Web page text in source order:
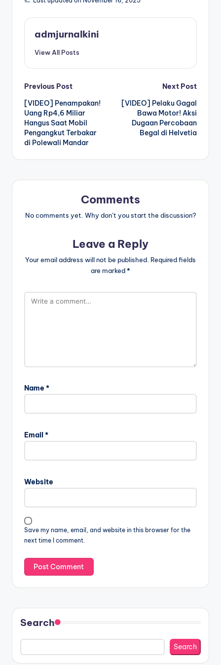
admjurnalkini
View All Posts
Post
navigation
Previous Post
[VIDEO] Penampakan!
Uang Rp4,6 Miliar
Hangus Saat Mobil
Pengangkut Terbakar
di Polewali Mandar
Next Post
[VIDEO] Pelaku Gagal
Bawa Motor! Aksi
Dugaan Percobaan
Begal di Helvetia
Comments
No comments yet. Why don’t you start the discussion?
Leave a Reply
Your email address will not be published. Required fields
are marked*
Name *
Email *
Website
Save my name, email, and website in this browser for the
next time I comment.
Search
Search